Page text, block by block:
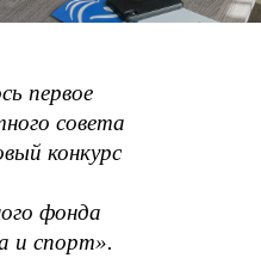
первое
совета
конкурс
фонда
и спорт».